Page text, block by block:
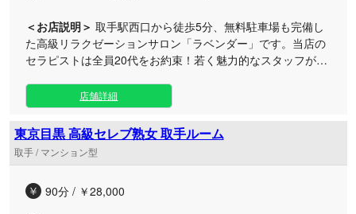
＜お店説明＞ 取手駅西口から徒歩5分、無料駐車場も完備し
た高級リラクゼーションサロン「ラベンダー」です。当店の
セラピストは全員20代をお約束！若く魅力的なスタッフが、
めするのは、たっぷりの泡で全身を優しく包み込む「泡泡洗
体」に、心地よい指圧とアロマオイルを使用したリンパマッ
サージを組み合わせた贅沢なコースです。60分から120分ま
でご用意しておりますので、その日のお疲れ具合に合わせて
お選びいただけます。また、お時間がない方のためにサクッ
時間は翌朝2時30分までとなっておりますので、お仕事帰り
店舗詳細
東京目黒 高級セレブ熟女 取手ルーム
取手 / マンション型
90分 / ￥28,000